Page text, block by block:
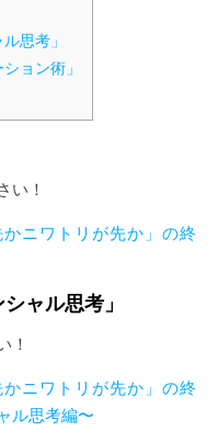
思考」
ョン術」
い！
ニワトリが先か」の終
ャル思考」
！
ニワトリが先か」の終
ル思考編〜